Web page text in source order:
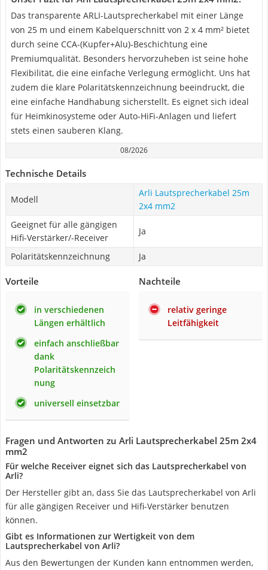
Das transparente ARLI-Lautsprecherkabel mit einer Länge
von 25 m und einem Kabelquerschnitt von 2 x 4 mm² bietet
durch seine CCA-(Kupfer+Alu)-Beschichtung eine
Premiumqualität. Besonders hervorzuheben ist seine hohe
Flexibilität, die eine einfache Verlegung ermöglicht. Uns hat
zudem die klare Polaritätskennzeichnung beeindruckt, die
eine einfache Handhabung sicherstellt. Es eignet sich ideal
für Heimkinosysteme oder Auto-HiFi-Anlagen und liefert
stets einen sauberen Klang.
08/2026
Technische Details
Modell
Arli Lautsprecherkabel 25m
2x4 mm2
Geeignet für alle gängigen
Hifi-Verstärker/-Receiver
Ja
Polaritätskennzeichnung Ja
Vorteile
in verschiedenen
Längen erhältlich
einfach anschließbar
dank
Polaritätskennzeich
nung
universell einsetzbar
Nachteile
relativ geringe
Leitfähigkeit
Fragen und Antworten zu Arli Lautsprecherkabel 25m 2x4
mm2
Für welche Receiver eignet sich das Lautsprecherkabel von
Arli?
Der Hersteller gibt an, dass Sie das Lautsprecherkabel von Arli
für alle gängigen Receiver und Hifi-Verstärker benutzen
können.
Gibt es Informationen zur Wertigkeit von dem
Lautsprecherkabel von Arli?
Aus den Bewertungen der Kunden kann entnommen werden,